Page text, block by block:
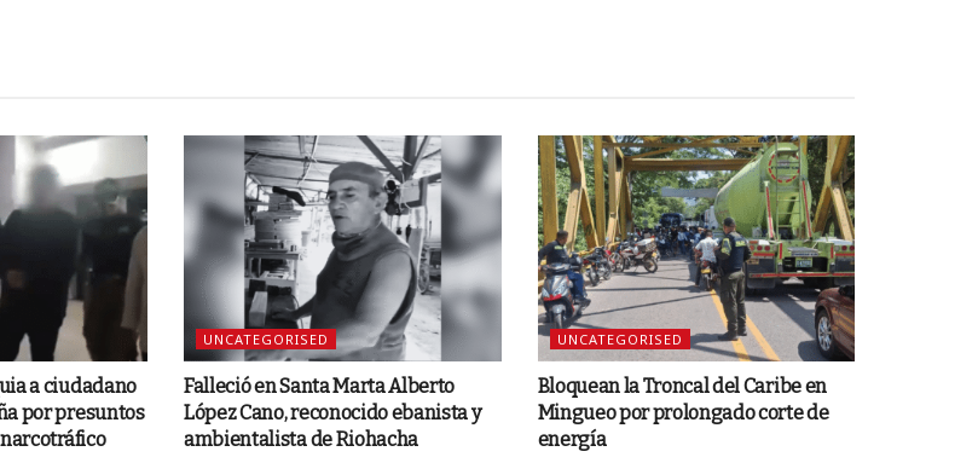
a ciudadano
por presuntos
UNCATEGORISED
Falleció en Santa Marta Alberto
López Cano, reconocido ebanista y
ambientalista de Riohacha
UNCATEGORISED
Bloquean la Troncal del Caribe en
Mingueo por prolongado corte de
energía